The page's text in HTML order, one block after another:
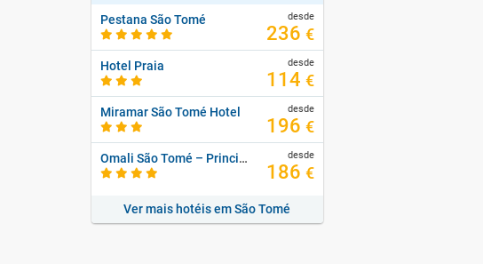
Pestana São Tomé desde
236 €
Hotel Praia desde
114 €
Miramar São Tomé Hotel desde
196 €
Omali São Tomé – Principe Collection desde
186 €
Ver mais hotéis em São Tomé